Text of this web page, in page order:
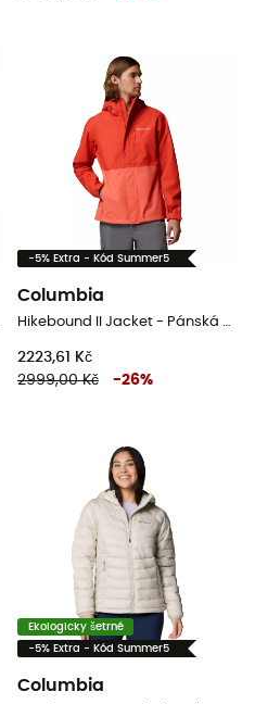
-5% Extra - Kód Summer5
Columbia
Hikebound II Jacket - Pánská nepromokavá bunda
2223,61 Kč
2999,00 Kč
-26%
Ekologicky šetrné
-5% Extra - Kód Summer5
Columbia